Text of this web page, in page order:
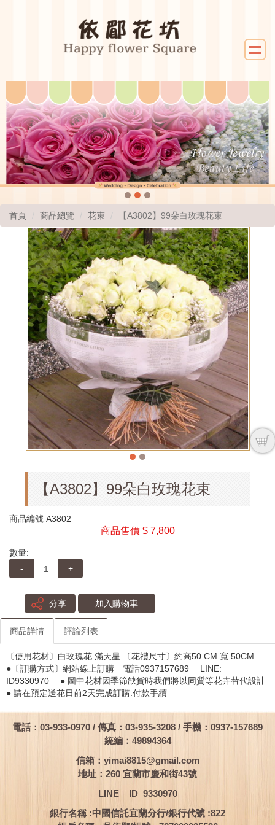
首頁 商品總覽 花束 【A3802】99朵白玫瑰花束
【A3802】99朵白玫瑰花束
商品編號 A3802
商品售價 $ 7,800
數量:
-
+
分享 加入購物車
商品詳情 評論列表
〔使用花材〕白玫瑰花 滿天星 〔花禮尺寸〕約高50 CM 寬 50CM
●〔訂購方式〕網站線上訂購 電話0937157689 LINE:
ID9330970 ● 圖中花材因季節缺貨時我們將以同質等花卉替代設計
● 請在預定送花日前2天完成訂購.付款手續
電話：03-933-0970 / 傳真：03-935-3208 / 手機：0937-157689
統編：49894364
信箱： yimai8815@gmail.com
地址：260 宜蘭市慶和街43號
LINE ID 9330970
銀行名稱 :中國信託宜蘭分行/銀行代號 :822